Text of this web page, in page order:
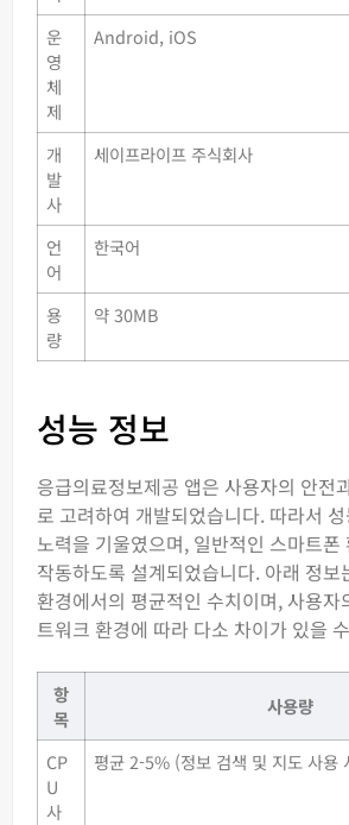
운
영
체
제
Android, iOS
개
발
사
세이프라이프 주식회사
언
어
한국어
용
량
약 30MB
성능 정보
응급의료정보제공 앱은 사용자의 안전
로 고려하여 개발되었습니다. 따라서
노력을 기울였으며, 일반적인 스마트폰
작동하도록 설계되었습니다. 아래 정보
환경에서의 평균적인 수치이며, 사용자
트워크 환경에 따라 다소 차이가 있을
항
목
사용량
CP
U
사
평균 2-5% (정보 검색 및 지도 사용